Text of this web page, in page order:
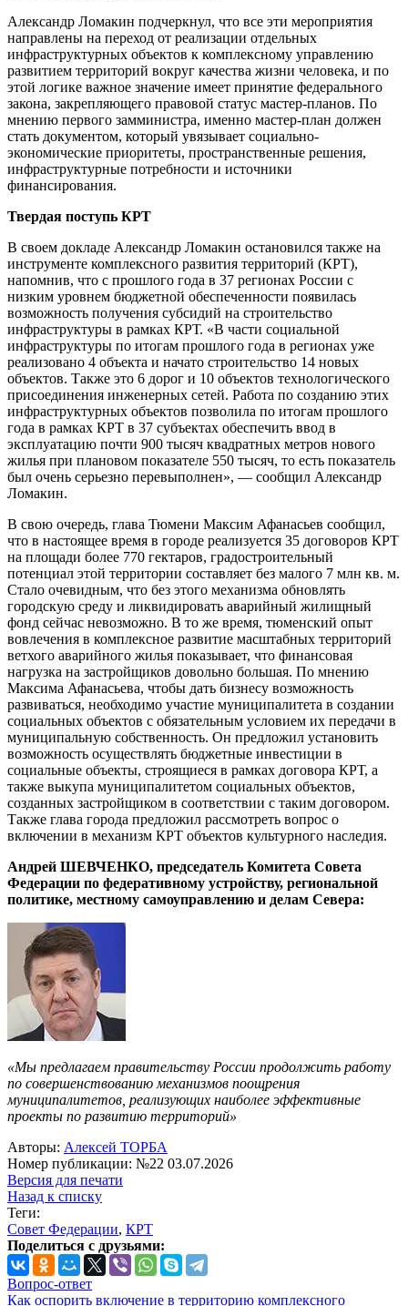
Александр Ломакин подчеркнул, что все эти мероприятия
направлены на переход от реализации отдельных
инфраструктурных объектов к комплексному управлению
развитием территорий вокруг качества жизни человека, и по
этой логике важное значение имеет принятие федерального
закона, закрепляющего правовой статус мастер-планов. По
мнению первого замминистра, именно мастер-план должен
стать документом, который увязывает социально-
экономические приоритеты, пространственные решения,
инфраструктурные потребности и источники
финансирования.
Твердая поступь КРТ
В своем докладе Александр Ломакин остановился также на
инструменте комплексного развития территорий (КРТ),
напомнив, что с прошлого года в 37 регионах России с
низким уровнем бюджетной обеспеченности появилась
возможность получения субсидий на строительство
инфраструктуры в рамках КРТ. «В части социальной
инфраструктуры по итогам прошлого года в регионах уже
реализовано 4 объекта и начато строительство 14 новых
объектов. Также это 6 дорог и 10 объектов технологического
присоединения инженерных сетей. Работа по созданию этих
инфраструктурных объектов позволила по итогам прошлого
года в рамках КРТ в 37 субъектах обеспечить ввод в
эксплуатацию почти 900 тысяч квадратных метров нового
жилья при плановом показателе 550 тысяч, то есть показатель
был очень серьезно перевыполнен», — сообщил Александр
Ломакин.
В свою очередь, глава Тюмени Максим Афанасьев сообщил,
что в настоящее время в городе реализуется 35 договоров КРТ
на площади более 770 гектаров, градостроительный
потенциал этой территории составляет без малого 7 млн кв. м.
Стало очевидным, что без этого механизма обновлять
городскую среду и ликвидировать аварийный жилищный
фонд сейчас невозможно. В то же время, тюменский опыт
вовлечения в комплексное развитие масштабных территорий
ветхого аварийного жилья показывает, что финансовая
нагрузка на застройщиков довольно большая. По мнению
Максима Афанасьева, чтобы дать бизнесу возможность
развиваться, необходимо участие муниципалитета в создании
социальных объектов с обязательным условием их передачи в
муниципальную собственность. Он предложил установить
возможность осуществлять бюджетные инвестиции в
социальные объекты, строящиеся в рамках договора КРТ, а
также выкупа муниципалитетом социальных объектов,
созданных застройщиком в соответствии с таким договором.
Также глава города предложил рассмотреть вопрос о
включении в механизм КРТ объектов культурного наследия.
Андрей ШЕВЧЕНКО, председатель Комитета Совета
Федерации по федеративному устройству, региональной
политике, местному самоуправлению и делам Севера:
«Мы предлагаем правительству России продолжить работу
по совершенствованию механизмов поощрения
муниципалитетов, реализующих наиболее эффективные
проекты по развитию территорий»
Авторы: Алексей ТОРБА
Номер публикации: №22 03.07.2026
Версия для печати
Назад к списку
Теги:
Совет Федерации, КРТ
Поделиться с друзьями:
Вопрос-ответ
Как оспорить включение в территорию комплексного